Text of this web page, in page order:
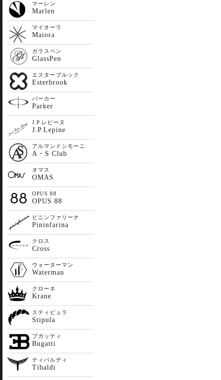
マーレン
Marlen
マイオーラ
Maiora
ガラスペン
GlassPen
エスターブルック
Esterbrook
パーカー
Parker
J.P.レピーヌ
J.P.Lepine
アルマンドシモーニ
A・S Club
オマス
OMAS
OPUS 88
OPUS 88
ピニンファリーナ
Pininfarina
クロス
Cross
ウォーターマン
Waterman
クローネ
Krane
スティピュラ
Stipula
ブガッティ
Bugatti
ティバルディ
Tibaldi